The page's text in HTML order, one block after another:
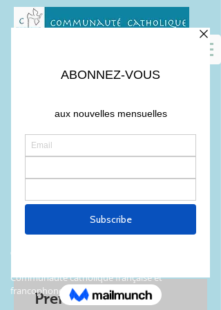
Premiere
QUI SOMMES-NOUS?
Communauté catholique française et
francophone autour de Boston